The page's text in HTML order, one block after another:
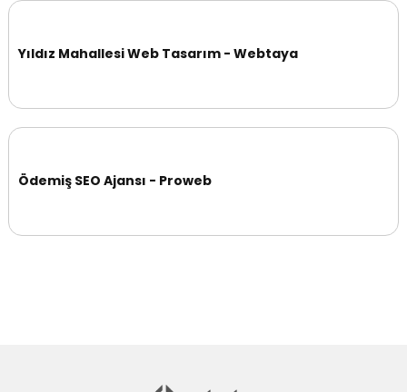
Yıldız Mahallesi Web Tasarım - Webtaya
Ödemiş SEO Ajansı - Proweb